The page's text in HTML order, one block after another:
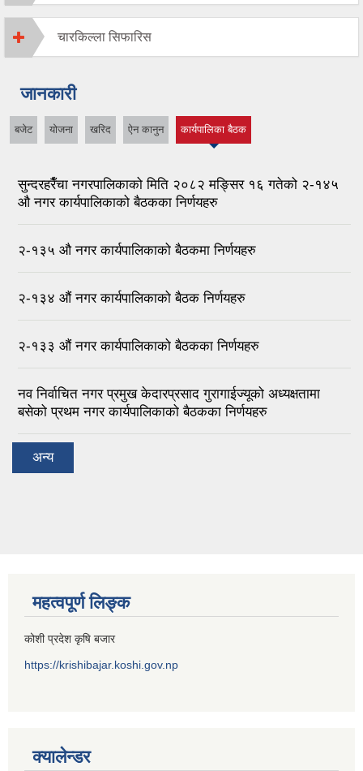
चारकिल्ला सिफारिस
जानकारी
बजेट योजना खरिद ऐन कानुन कार्यपालिका बैठक
सुन्दरहरैँचा नगरपालिकाको मिति २०८२ मङ्सिर १६ गतेको २-१४५
औ नगर कार्यपालिकाको बैठकका निर्णयहरु
२-१३५ औ नगर कार्यपालिकाको बैठकमा निर्णयहरु
२-१३४ ‌‍‍‍‍‍‌औं नगर कार्यपालिकाको बैठक निर्णयहरु
२-१३३ ‍औं नगर कार्यपालिकाको बैठकका निर्णयहरु
नव निर्वाचित नगर प्रमुख केदारप्रसाद गुरागाईज्यूको अध्यक्षतामा
बसेको प्रथम नगर कार्यपालिकाको बैठकका निर्णयहरु
अन्य
महत्वपूर्ण लिङ्क
कोशी प्रदेश कृषि बजार
https://krishibajar.koshi.gov.np
क्यालेन्डर